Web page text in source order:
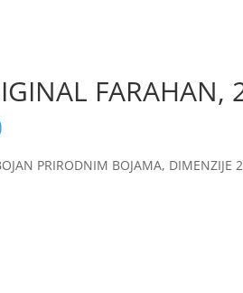
FARAHAN,
PRIRODNIM BOJAMA, DIMENZIJE